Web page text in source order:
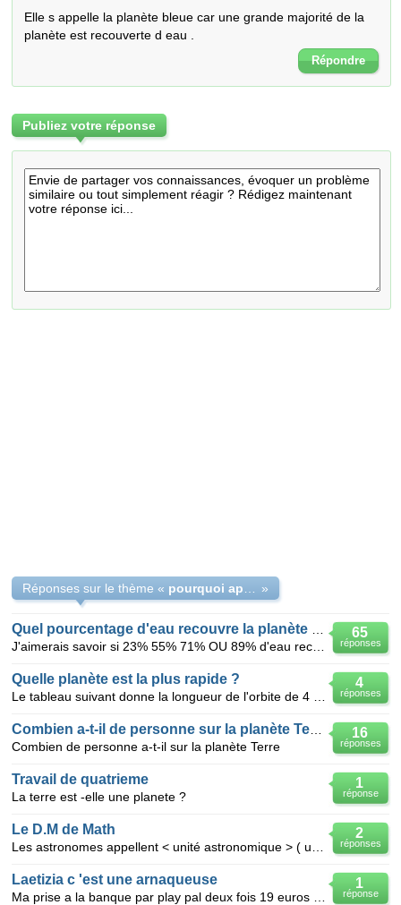
Elle s appelle la planète bleue car une grande majorité de la
planète est recouverte d eau .
Répondre
Publiez votre réponse
Réponses sur le thème « »
65
réponses
4
réponses
Quelle planète est la plus rapide ?
16
réponses
Combien de personne a-t-il sur la planète Terre
1
réponse
Travail de quatrieme
La terre est -elle une planete ?
2
réponses
Le D.M de Math
1
réponse
Laetizia c 'est une arnaqueuse